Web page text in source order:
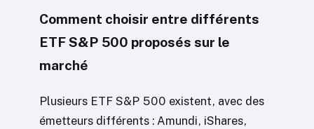
Comment choisir entre différents
ETF S&P 500 proposés sur le
marché
Plusieurs ETF S&P 500 existent, avec des
émetteurs différents : Amundi, iShares,